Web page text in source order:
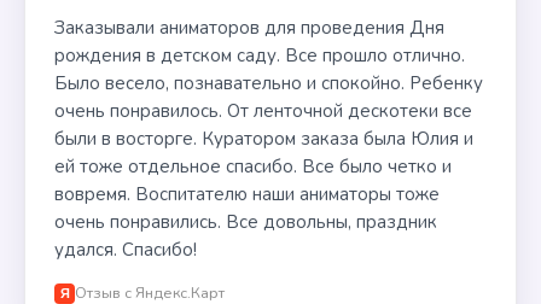
Заказывали аниматоров для проведения Дня
рождения в детском саду. Все прошло отлично.
Было весело, познавательно и спокойно. Ребенку
очень понравилось. От ленточной дескотеки все
были в восторге. Куратором заказа была Юлия и
ей тоже отдельное спасибо. Все было четко и
вовремя. Воспитателю наши аниматоры тоже
очень понравились. Все довольны, праздник
удался. Спасибо!
Я Отзыв с Яндекс.Карт